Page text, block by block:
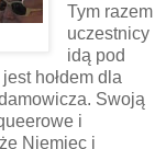
Tym razem
uczestnicy
idą pod
hołdem dla
Swoją
i
Niemiec i